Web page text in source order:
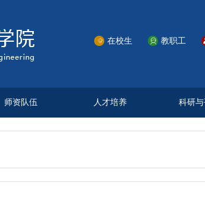
 在校生  教职工
师资队伍 人才培养 科研